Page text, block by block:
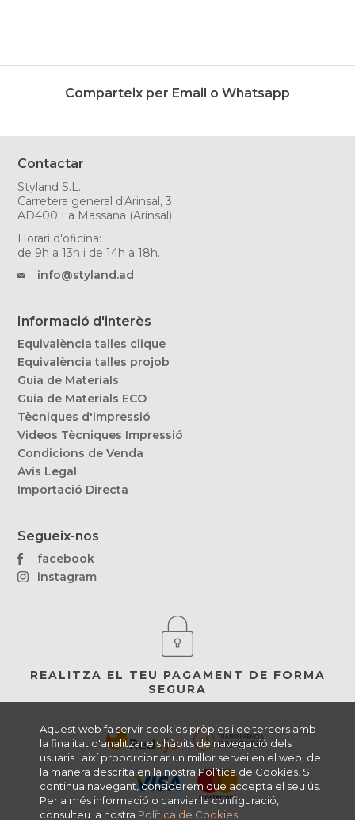
Aquest web fa servir cookies pròpies i de tercers amb
la finalitat d'analitzar els hàbits de navegació dels
usuaris i així proporcionar un millor servei en el web, de
la manera descrita en la nostra Política de Cookies. Si
continua navegant, considerem que accepta el seu ús.
Per a més informació o canviar la configuració,
consulteu la nostra Política de Cookies
Comparteix per Email o Whatsapp
Contactar
Styland S.L.
Carretera general d'Arinsal, 3
AD400 La Massana (Arinsal)
Horari d'oficina:
de 9h a 13h i de 14h a 18h.
info@styland.ad
Informació d'interès
Equivalència talles clique
Equivalència talles projob
Guia de Materials
Guia de Materials ECO
Tècniques d'impressió
Videos Tècniques Impressió
Condicions de Venda
Avís Legal
Importació Directa
Segueix-nos
facebook
instagram
REALITZA EL TEU PAGAMENT DE FORMA
SEGURA